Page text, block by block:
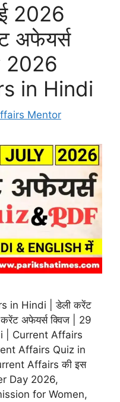
2026
अफेयर्स
2026
in Hindi
Mentor
in Hindi | डेली करेंट
करेंट अफेयर्स क्विज | 29
| Current Affairs
Affairs Quiz in
Affairs की इस
Day 2026,
for Women,